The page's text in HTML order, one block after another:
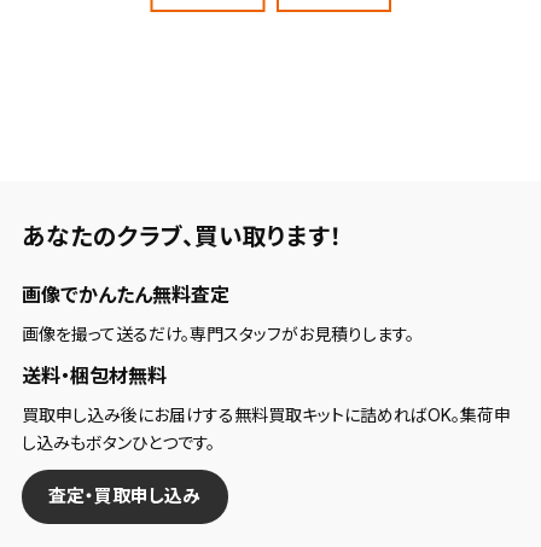
あなたのクラブ、 買い取ります！
画像でかんたん無料査定
画像を撮って送るだけ。専門スタッフがお見積りします。
送料・梱包材無料
買取申し込み後にお届けする無料買取キットに詰めればOK。集荷申
し込みもボタンひとつです。
査定・買取申し込み